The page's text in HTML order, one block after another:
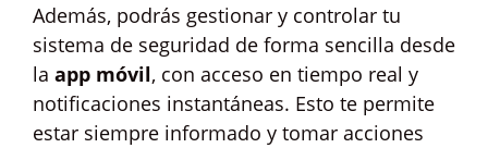
Además, podrás gestionar y controlar tu
sistema de seguridad de forma sencilla desde
la app móvil, con acceso en tiempo real y
notificaciones instantáneas. Esto te permite
estar siempre informado y tomar acciones